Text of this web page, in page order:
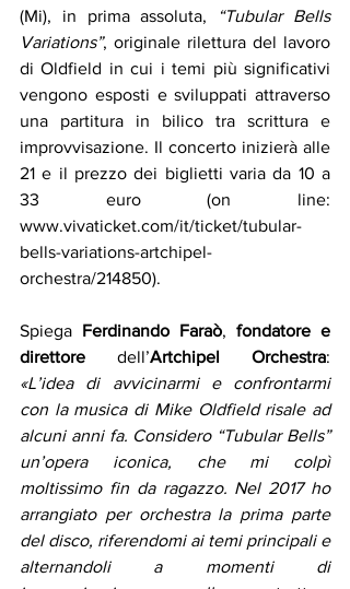
(Mi), in prima assoluta,
“Tubular Bells
Variations”, originale rilettura del lavoro
di Oldfield in cui i temi più significativi
vengono esposti e sviluppati attraverso
una partitura in bilico tra scrittura e
improvvisazione. Il concerto inizierà alle
21 e il prezzo dei biglietti varia da 10 a
33 euro (on line:
www.vivaticket.com/it/ticket/tubular-
bells-variations-artchipel-
orchestra/214850).
Spiega Ferdinando Faraò, fondatore e
direttore dell’Artchipel Orchestra
«L’idea di avvicinarmi e confrontarmi
con la musica di Mike Oldfield risale ad
alcuni anni fa. Considero “Tubular Bells”
un’opera iconica, che mi colpì
moltissimo fin da ragazzo. Nel 2017 ho
arrangiato per orchestra la prima parte
del disco, riferendomi ai temi principali e
alternandoli a momenti di